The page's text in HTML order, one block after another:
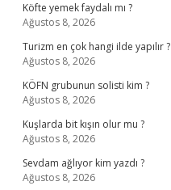
Köfte yemek faydalı mı ?
Ağustos 8, 2026
Turizm en çok hangi ilde yapılır ?
Ağustos 8, 2026
KÖFN grubunun solisti kim ?
Ağustos 8, 2026
Kuşlarda bit kışın olur mu ?
Ağustos 8, 2026
Sevdam ağlıyor kim yazdı ?
Ağustos 8, 2026